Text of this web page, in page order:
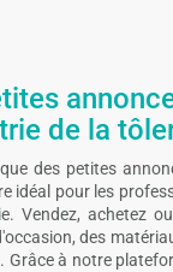
de la
des petites
idéal pour les
Vendez, achetez
des
Grâce à notre